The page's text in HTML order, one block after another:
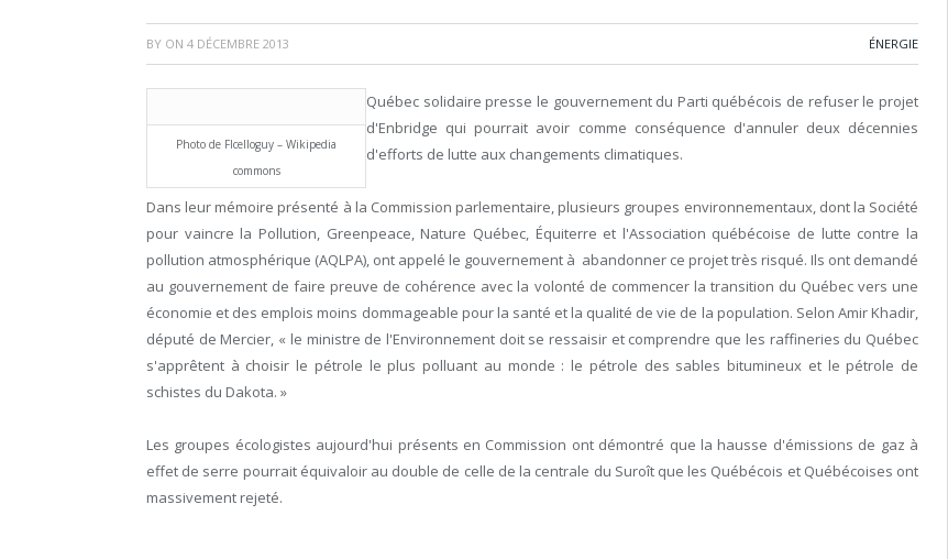
BY ON 4 DÉCEMBRE 2013 ÉNERGIE
Photo de Flcelloguy – Wikipedia
commons
Québec solidaire presse le gouvernement du Parti québécois de refuser le projet
d'Enbridge qui pourrait avoir comme conséquence d'annuler deux décennies
d'efforts de lutte aux changements climatiques.
Dans leur mémoire présenté à la Commission parlementaire, plusieurs groupes environnementaux, dont la Société
pour vaincre la Pollution, Greenpeace, Nature Québec, Équiterre et l'Association québécoise de lutte contre la
pollution atmosphérique (AQLPA), ont appelé le gouvernement à abandonner ce projet très risqué. Ils ont demandé
au gouvernement de faire preuve de cohérence avec la volonté de commencer la transition du Québec vers une
économie et des emplois moins dommageable pour la santé et la qualité de vie de la population. Selon Amir Khadir,
député de Mercier, « le ministre de l'Environnement doit se ressaisir et comprendre que les raffineries du Québec
s'apprêtent à choisir le pétrole le plus polluant au monde : le pétrole des sables bitumineux et le pétrole de
schistes du Dakota. »
Les groupes écologistes aujourd'hui présents en Commission ont démontré que la hausse d'émissions de gaz à
effet de serre pourrait équivaloir au double de celle de la centrale du Suroît que les Québécois et Québécoises ont
massivement rejeté.